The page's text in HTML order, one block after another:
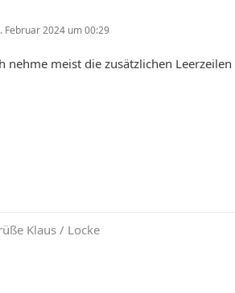
Februar 2024 um 00:29
nehme meist die zusätzlichen
Klaus / Locke